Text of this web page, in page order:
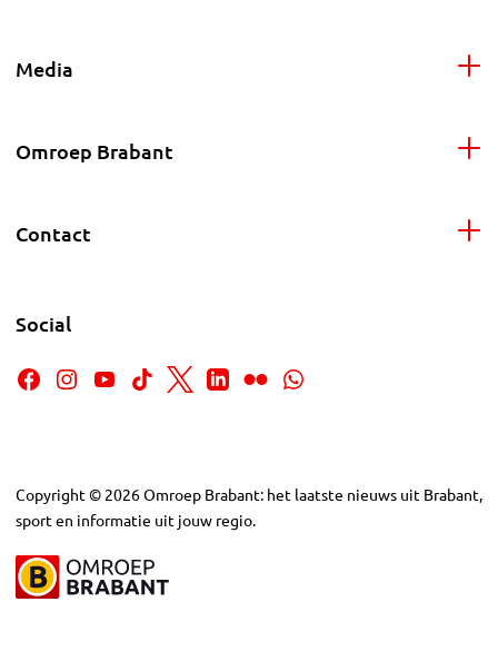
Media
Omroep Brabant
Contact
Social
Copyright © 2026Omroep Brabant: het laatste nieuws uit Brabant,
sport en informatie uit jouw regio.